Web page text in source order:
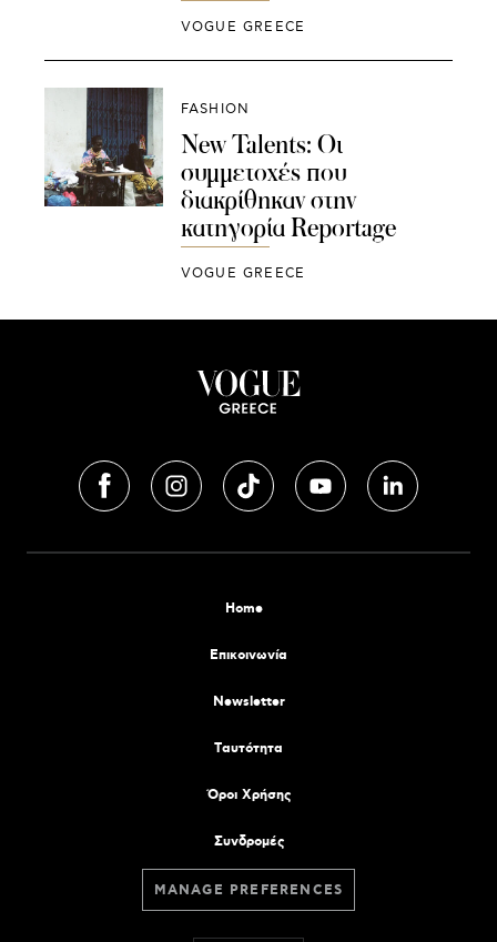
VOGUE GREECE
FASHION
New Talents: Οι
συμμετοχές που
διακρίθηκαν στην
κατηγορία Reportage
VOGUE GREECE
Home
Επικοινωνία
Newsletter
Tαυτότητα
Όροι Χρήσης
Συνδρομές
MANAGE PREFERENCES